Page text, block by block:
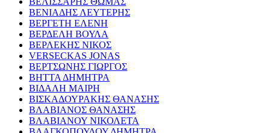
ΒΕΝΙΑΔΗΣ ΛΕΥΤΕΡΗΣ
ΒΕΡΓΕΤΗ ΕΛΕΝΗ
ΒΕΡΔΕΛΗ ΒΟΥΛΑ
ΒΕΡΛΕΚΗΣ ΝΙΚΟΣ
VERSECKAS JONAS
ΒΕΡΤΣΩΝΗΣ ΓΙΩΡΓΟΣ
ΒΗΤΤΑ ΔΗΜΗΤΡΑ
ΒΙΔΑΛΗ ΜΑΙΡΗ
ΒΙΣΚΑΔΟΥΡΑΚΗΣ ΘΑΝΑΣΗΣ
ΒΛΑΒΙΑΝΟΣ ΘΑΝΑΣΗΣ
ΒΛΑΒΙΑΝΟΥ ΝΙΚΟΛΕΤΑ